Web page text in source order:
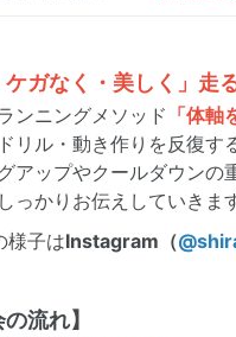
ケガなく・美しく」走
ンニングメソッド 「体軸
リル・動き作りを反復す
アップやクールダウン
っかりお伝えしていきます
様子はInstagram（
の流れ】